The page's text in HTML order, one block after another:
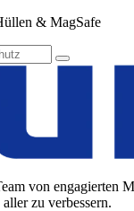
& MagSafe
von engagierten
zu verbessern.